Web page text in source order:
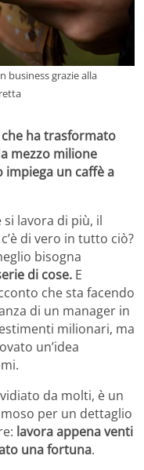
business grazie alla
ha trasformato
mezzo milione
impiega un caffè a
si lavora di più, il
di vero in tutto ciò?
bisogna
di cose. E
che sta facendo
di un manager in
milionari, ma
un’idea
da molti, è un
per un dettaglio
lavora appena venti
una fortuna.